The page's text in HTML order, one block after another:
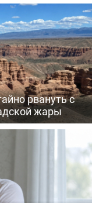
рвануть с
жары